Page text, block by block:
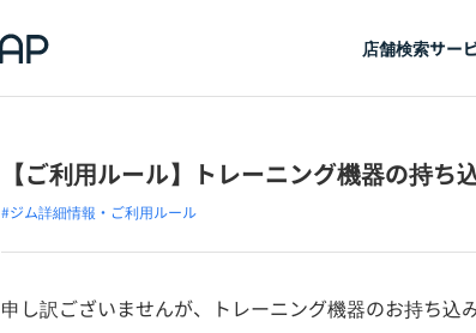
店舗検索サー
【ご利用ルール】トレーニング機器の持ち
#ジム詳細情報・ご利用ルール
申し訳ございませんが、トレーニング機器のお持ち込